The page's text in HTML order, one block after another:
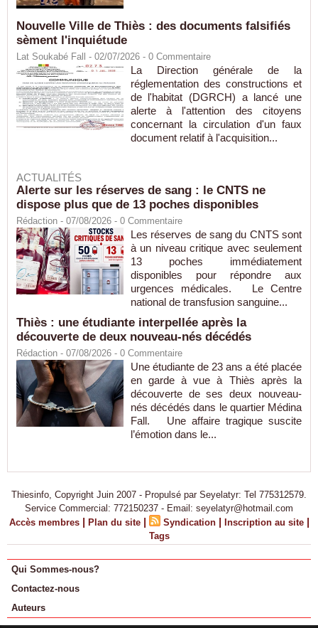
Nouvelle Ville de Thiès : des documents falsifiés
sèment l'inquiétude
Lat Soukabé Fall - 02/07/2026 - 0 Commentaire
La Direction générale de la
réglementation des constructions et
de l'habitat (DGRCH) a lancé une
alerte à l'attention des citoyens
concernant la circulation d'un faux
document relatif à l'acquisition...
ACTUALITÉS
Alerte sur les réserves de sang : le CNTS ne
dispose plus que de 13 poches disponibles
Rédaction - 07/08/2026 - 0 Commentaire
Les réserves de sang du CNTS sont
à un niveau critique avec seulement
13 poches immédiatement
disponibles pour répondre aux
urgences médicales. Le Centre
national de transfusion sanguine...
Thiès : une étudiante interpellée après la
découverte de deux nouveau-nés décédés
Rédaction - 07/08/2026 - 0 Commentaire
Une étudiante de 23 ans a été placée
en garde à vue à Thiès après la
découverte de ses deux nouveau-
nés décédés dans le quartier Médina
Fall. Une affaire tragique suscite
l’émotion dans le...
Thiesinfo, Copyright Juin 2007 - Propulsé par Seyelatyr: Tel 775312579.
Service Commercial: 772150237 - Email: seyelatyr@hotmail.com
Accès membres | Plan du site | Syndication | Inscription au site |
Tags
Qui Sommes-nous?
Contactez-nous
Auteurs